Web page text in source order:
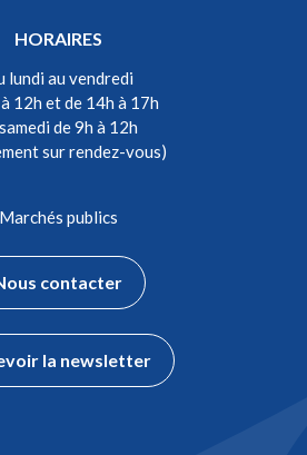
HORAIRES
lundi au vendredi
12h et de 14h à 17h
de 9h à 12h
sur rendez-vous)
Marchés publics
contacter
la newsletter